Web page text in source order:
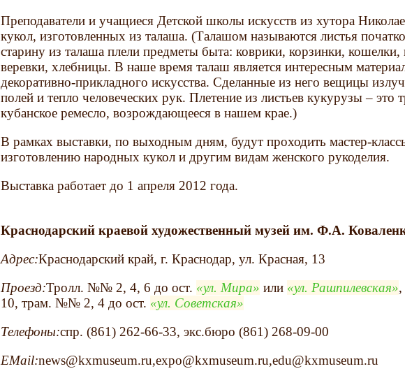
Преподаватели и учащиеся Детской школы искусств из хутора
кукол, изготовленных из талаша. (Талашом называются листья
старину из талаша плели предметы быта: коврики, корзинки,
веревки, хлебницы. В наше время талаш является интересным
декоративно-прикладного искусства. Сделанные из него вещицы
полей и тепло человеческих рук. Плетение из листьев кукурузы – это
кубанское ремесло, возрождающееся в нашем крае.)
В рамках выставки, по выходным дням, будут проходить мастер-
изготовлению народных кукол и другим видам женского рукоделия.
Выставка работает до 1 апреля 2012 года.
Краснодарский краевой художественный музей им. Ф.А.
Адрес:Краснодарский край, г. Краснодар, ул. Красная, 13
Проезд:Тролл. №№ 2, 4, 6 до ост. ул. Мира или ул. Рашпилевская
10, трам. №№ 2, 4 до ост.
ул. Советская
Телефоны:спр. (861) 262-66-33, экс.бюро (861) 268-09-00
EMail:news@kxmuseum.ru,expo@kxmuseum.ru,edu@kxmuseum.ru